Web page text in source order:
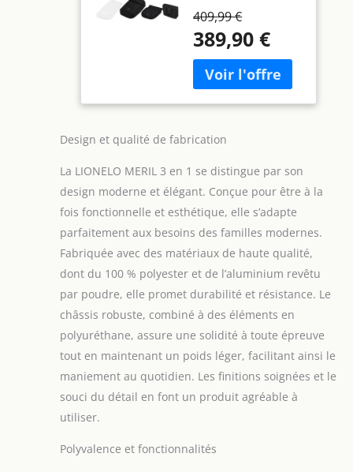
avec nacelle et
siège auto, qui vous
permet de
transporter votre
enfant de la
naissance jusqu'à
auto Astrid est
dernière norme i-
Size 129 R et a été
récompensé par
l'ADAC. La poussette
bébé peut
transporter un
enfant de 6 à 48
mois (jusqu'à 22 kg).
l'enfant pour le
siège auto : 0 à 13
kg et pour la nacelle
: jusqu'à 9 kg
ROUES TOUT
TERRAIN : les
terrain de 28,5 cm
409,99 €
389,90 €
Design et qualité de fabrication
La LIONELO MERIL 3 en 1 se distingue par son
design moderne et élégant. Conçue pour être à la
fois fonctionnelle et esthétique, elle s’adapte
parfaitement aux besoins des familles modernes.
Fabriquée avec des matériaux de haute qualité,
dont du 100 % polyester et de l’aluminium revêtu
par poudre, elle promet durabilité et résistance. Le
châssis robuste, combiné à des éléments en
polyuréthane, assure une solidité à toute épreuve
tout en maintenant un poids léger, facilitant ainsi le
maniement au quotidien. Les finitions soignées et le
souci du détail en font un produit agréable à
utiliser.
Polyvalence et fonctionnalités